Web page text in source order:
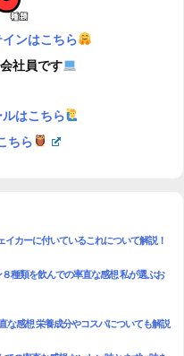
ンはこちら
社員です
はこちら
ちら